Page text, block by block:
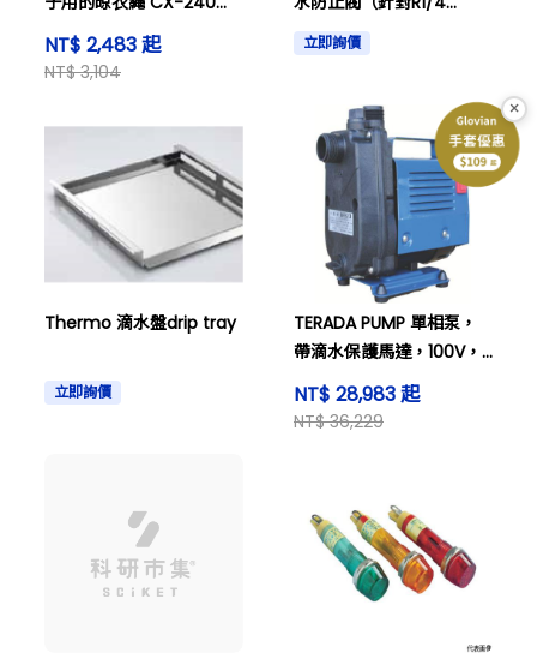
257951CX-240
NT$ 2,483 起
NT$ 3,104
10kPa的酒桶）及其他
立即詢價
Thermo 滴水盤drip tray
立即詢價
TERADA PUMP 單相泵，
帶滴水保護馬達，100V，
60Hz，CMP160.160HZ，
CMP1-60.1 60HZ。
NT$ 28,983 起
NT$ 36,229
×